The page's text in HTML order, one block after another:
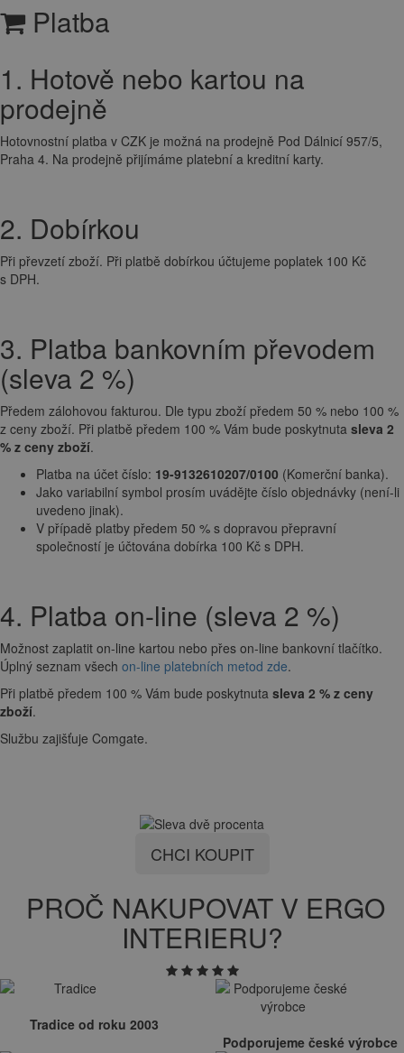
Platba
1. Hotově nebo kartou na
prodejně
Hotovnostní platba v CZK je možná na prodejně Pod Dálnicí 957/5,
Praha 4. Na prodejně přijímáme platební a kreditní karty.
2. Dobírkou
Při převzetí zboží. Při platbě dobírkou účtujeme poplatek 100 Kč
s DPH.
3. Platba bankovním převodem
(sleva 2 %)
Předem zálohovou fakturou. Dle typu zboží předem 50 % nebo 100 %
z ceny zboží. Při platbě předem 100 % Vám bude poskytnuta sleva 2
% z ceny zboží.
Platba na účet číslo: 19-9132610207/0100 (Komerční banka).
Jako variabilní symbol prosím uvádějte číslo objednávky (není-li
uvedeno jinak).
V případě platby předem 50 % s dopravou přepravní
společností je účtována dobírka 100 Kč s DPH.
4. Platba on-line (sleva 2 %)
Možnost zaplatit on-line kartou nebo přes on-line bankovní tlačítko.
Úplný seznam všech on-line platebních metod zde.
Při platbě předem 100 % Vám bude poskytnuta sleva 2 % z ceny
zboží.
Službu zajišťuje Comgate.
CHCI KOUPIT
PROČ NAKUPOVAT V ERGO
INTERIERU?
Tradice od roku 2003
Podporujeme české výrobce